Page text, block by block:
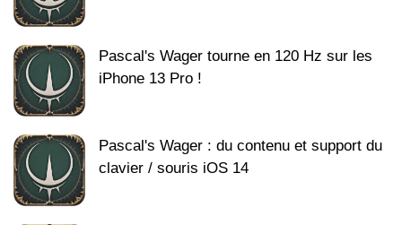
Pascal's Wager tourne en 120 Hz sur les
iPhone 13 Pro !
Pascal's Wager : du contenu et support du
clavier / souris iOS 14